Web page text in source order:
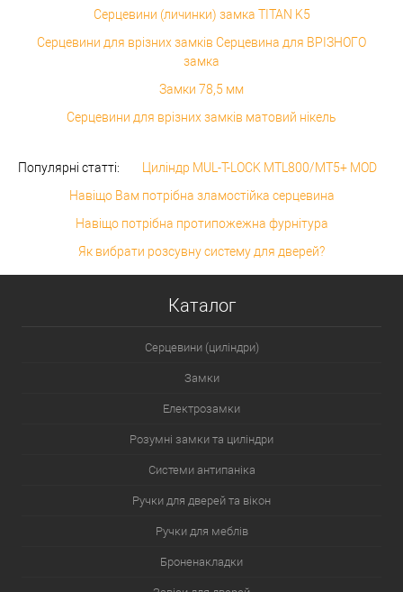
Серцевини (личинки) замка TITAN K5
Серцевини для врізних замків Серцевина для ВРІЗНОГО
замка
Замки 78,5 мм
Серцевини для врізних замків матовий нікель
Популярні статті:
Циліндр MUL-T-LOCK MTL800/MT5+ MOD
Навіщо Вам потрібна зламостійка серцевина
Навіщо потрібна протипожежна фурнітура
Як вибрати розсувну систему для дверей?
Каталог
Серцевини (циліндри)
Замки
Електрозамки
Розумні замки та циліндри
Системи антипаніка
Ручки для дверей та вікон
Ручки для меблів
Броненакладки